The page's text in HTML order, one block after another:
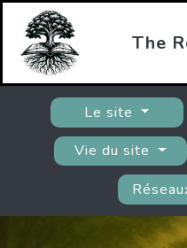
The
Le site
Vie du site